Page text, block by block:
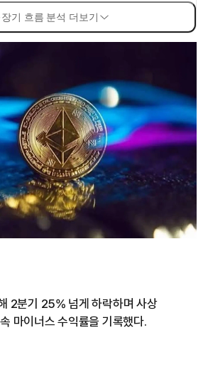
장기 흐름 분석 더보기
2분기 25% 넘게 하락하며 사상
마이너스 수익률을 기록했다.